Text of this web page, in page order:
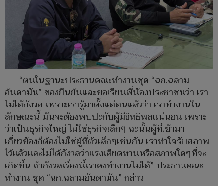
“ตนในฐานะประธานคณะทำงานชุด “ฉก.ฉลาม
อันดามัน” ของยืนยันและขอเรียนพี่น้องประชาชนว่า เรา
ไม่ได้กังวล เพราะเรารู้มาตั้งแต่ตนแล้วว่า เราทำงานใน
ลักษณะนี้ มันจะต้องพบปะกับผู้มีอิทธิพลแน่นอน เพราะ
ว่าเป็นธุรกิจใหญ่ ไม่ใช่ธุรกิจเล็กๆ ฉะนั้นผู้ที่เข้ามา
เกี่ยวข้องก็ต้องไม่ใช่ผู้ที่ตัวเล็กๆเช่นกัน เราทำใจรับสภาพ
ไว้แล้วและไม่ได้กังวลว่าแรงเสียดทานหรือสภาพใดๆที่จะ
เกิดขึ้น ถ้ากังวลเรื่องนี้เราคงทำงานไม่ได้” ประธานคณะ
ทำงาน ชุด “ฉก.ฉลามอันดามัน” กล่าว